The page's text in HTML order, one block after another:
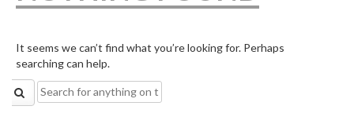
It seems we can’t find what you’re looking for. Perhaps
searching can help.
Search
for: